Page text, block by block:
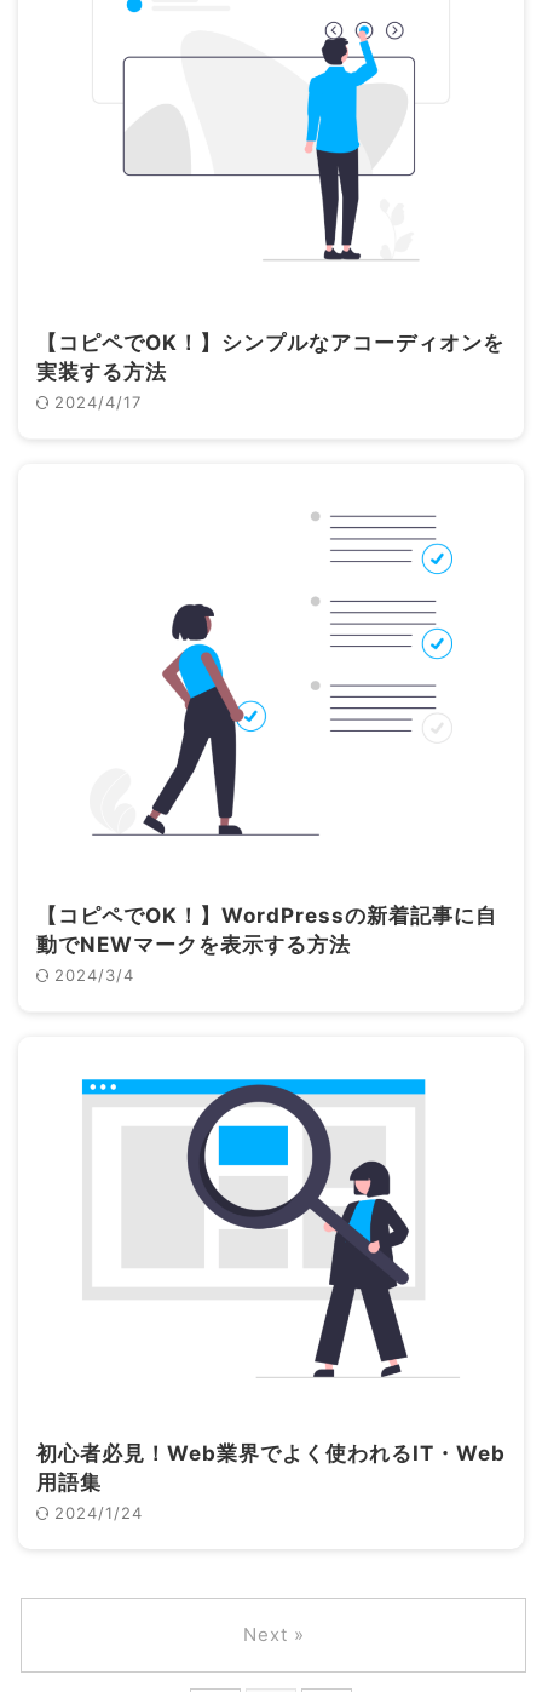
【コピペでOK！】シンプルなアコーディオンを
実装する方法
2024/4/17
【コピペでOK！】WordPressの新着記事に自
動でNEWマークを表示する方法
2024/3/4
初心者必見！Web業界でよく使われるIT・Web
用語集
2024/1/24
Next »